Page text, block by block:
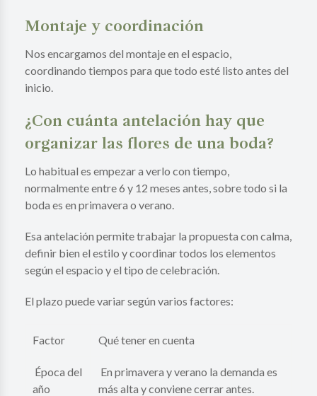
Montaje y coordinación
Nos encargamos del montaje en el espacio,
coordinando tiempos para que todo esté listo antes del
inicio.
¿Con cuánta antelación hay que
organizar las flores de una boda?
Lo habitual es empezar a verlo con tiempo,
normalmente entre 6 y 12 meses antes, sobre todo si la
boda es en primavera o verano.
Esa antelación permite trabajar la propuesta con calma,
definir bien el estilo y coordinar todos los elementos
según el espacio y el tipo de celebración.
El plazo puede variar según varios factores:
Factor Qué tener en cuenta
Época del
año
En primavera y verano la demanda es
más alta y conviene cerrar antes.